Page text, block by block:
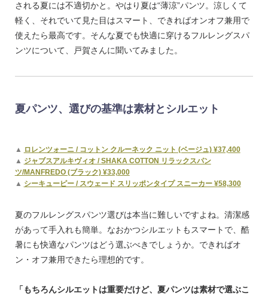
される夏には不適切かと。やはり夏は“薄涼”パンツ。涼しくて
軽く、それでいて見た目はスマート、できればオンオフ兼用で
使えたら最高です。そんな夏でも快適に穿けるフルレングスパ
ンツについて、戸賀さんに聞いてみました。
夏パンツ、選びの基準は素材とシルエット
▲ ロレンツォーニ / コットン クルーネック ニット (ベージュ) ¥37,400
▲ ジャブスアルキヴィオ / SHAKA COTTON リラックスパン
ツ/MANFREDO (ブラック) ¥33,000
▲ シーキューピー / スウェード スリッポンタイプ スニーカー ¥58,300
夏のフルレングスパンツ選びは本当に難しいですよね。清潔感
があって手入れも簡単。なおかつシルエットもスマートで、酷
暑にも快適なパンツはどう選ぶべきでしょうか。できればオ
ン・オフ兼用できたら理想的です。
「もちろんシルエットは重要だけど、夏パンツは素材で選ぶこ